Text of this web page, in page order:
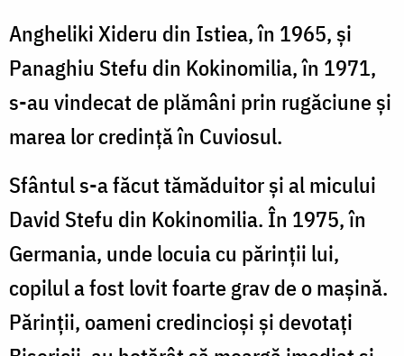
Angheliki Xideru din Istiea, în 1965, şi
Panaghiu Stefu din Kokinomilia, în 1971,
s-au vindecat de plămâni prin rugăciune şi
marea lor credinţă în Cuviosul.
Sfântul s-a făcut tămăduitor şi al micului
David Stefu din Kokinomilia. În 1975, în
Germania, unde locuia cu părinţii lui,
copilul a fost lovit foarte grav de o maşină.
Părinţii, oameni credincioşi şi devotaţi